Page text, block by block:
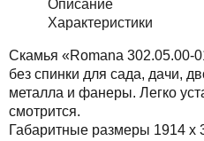
Описание
Характеристики
Скамья «Romana 302.05.00-
без спинки для сада, дачи,
металла и фанеры. Легко
смотрится.
Габаритные размеры 1914 x